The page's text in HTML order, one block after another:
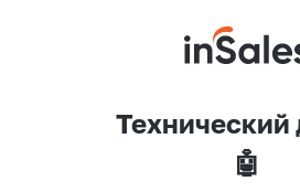
Технический
🤖